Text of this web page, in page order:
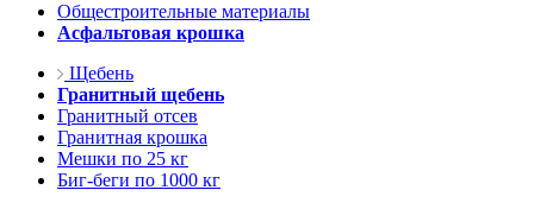
Общестроительные материалы
Асфальтовая крошка
Щебень
Гранитный щебень
Гранитный отсев
Гранитная крошка
Мешки по 25 кг
Биг-беги по 1000 кг